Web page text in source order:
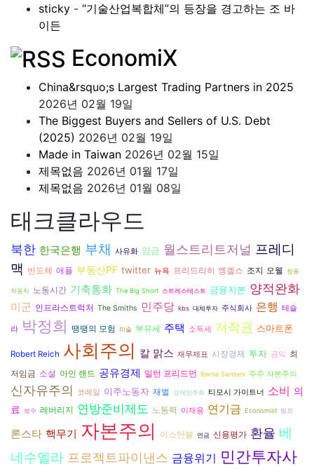
sticky - “기술산업복합체”의 등장을 경고하는 조 바
이든
EconomiX
China&rsquo;s Largest Trading Partners in 2025
2026년 02월 19일
The Biggest Buyers and Sellers of U.S. Debt
(2025) 2026년 02월 19일
Made in Taiwan 2026년 02월 15일
제목없음 2026년 01월 17일
제목없음 2026년 01월 08일
태크클라우드
북한 한국은행 부채 사유화 임금 월스트리트저널 프레디
맥 반도체 애플 부동산PF twitter 뉴욕 프리드리히 엥겔스 조지 오웰 쌍용
자동차 노동시간 기축통화 The Big Short 스트레스테스트 금융자본 양적완화
미군 인프라스트럭처 The Smiths 민주당 kbs 대체투자 주식회사 은행 테슬
라 박정희 땡땡의 모험 미술 부유세 주택 소득세 저작권 스마트폰
Robert Reich 사회주의 칼 맑스 재무제표 시장경제 투자 공익
최
저임금 소설 아인 랜드 공유경제 밀턴 프리드먼 Bernie Sanders 주주 자본주의
신자유주의 코레일 이주노동자 재벌 경제민주화 티모시 가이트너 소비
의
료
보수 레버리지 연방준비제도 노동력 이재용 연기금 Economist 범죄
론스타 핵무기 자본주의 이스탄불 연금 신용평가 환율 베
네수엘라 프로젝트파이낸스 금융위기 민간투자사